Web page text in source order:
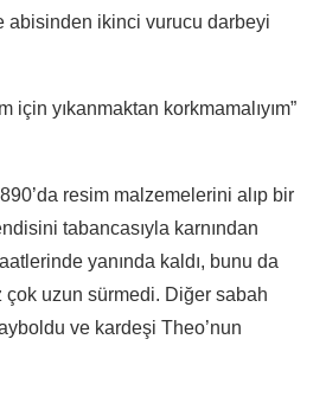
abisinden ikinci vurucu darbeyi
için yıkanmaktan korkmamalıyım”
resim malzemelerini alıp bir
tabancasıyla karnından
yanında kaldı, bunu da
çok uzun sürmedi. Diğer sabah
ve kardeşi Theo’nun